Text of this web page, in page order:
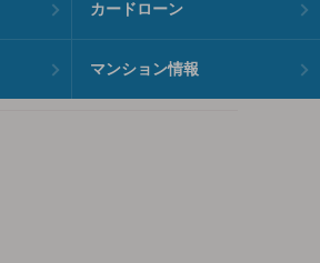
カードローン
マンション情報